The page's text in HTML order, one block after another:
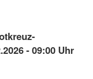
- 09:00 Uhr